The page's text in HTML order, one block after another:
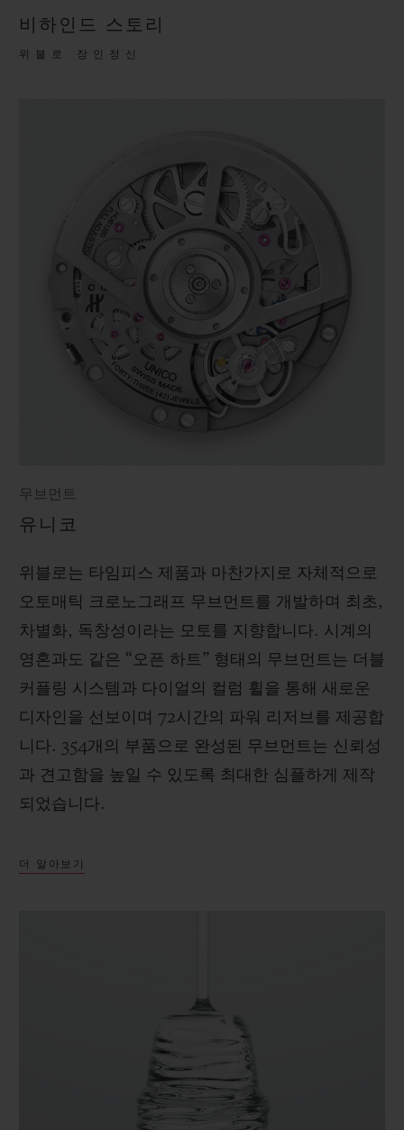
비하인드 스토리
위블로 장인정신
무브먼트
유니코
위블로는 타임피스 제품과 마찬가지로 자체적으로
오토매틱 크로노그래프 무브먼트를 개발하며 최초,
차별화, 독창성이라는 모토를 지향합니다. 시계의
영혼과도 같은 “오픈 하트” 형태의 무브먼트는 더블
커플링 시스템과 다이얼의 컬럼 휠을 통해 새로운
디자인을 선보이며 72시간의 파워 리저브를 제공합
니다. 354개의 부품으로 완성된 무브먼트는 신뢰성
과 견고함을 높일 수 있도록 최대한 심플하게 제작
되었습니다.
더 알아보기